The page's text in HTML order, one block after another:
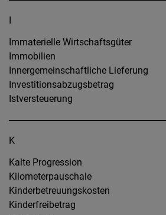
I
Immaterielle Wirtschaftsgüter
Immobilien
Innergemeinschaftliche Lieferung
Investitionsabzugsbetrag
Istversteuerung
K
Kalte Progression
Kilometerpauschale
Kinderbetreuungskosten
Kinderfreibetrag